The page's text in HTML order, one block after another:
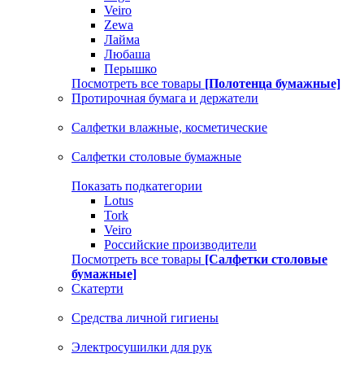
Veiro
Zewa
Лайма
Любаша
Перышко
Посмотреть все товары [Полотенца бумажные]
Протирочная бумага и держатели
Салфетки влажные, косметические
Салфетки столовые бумажные
Показать подкатегории
Lotus
Tork
Veiro
Российские производители
Посмотреть все товары [Салфетки столовые
бумажные]
Скатерти
Средства личной гигиены
Электросушилки для рук